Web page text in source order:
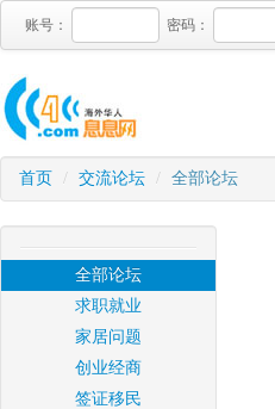
账号： 密码：
首页 / 交流论坛 / 全部论坛
全部论坛
求职就业
家居问题
创业经商
签证移民